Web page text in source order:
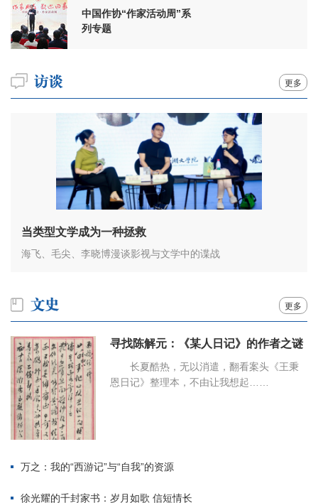
中国作协“作家活动周”系
列专题
更多
当类型文学成为一种拯救
海飞、毛尖、李晓博漫谈影视与文学中的谍战
更多
寻找陈解元：《某人日记》的作者之谜
长夏酷热，无以消遣，翻看案头《王秉
恩日记》整理本，不由让我想起……
万之：我的“西游记”与“自我”的资源
徐光耀的千封家书：岁月如歌 信短情长